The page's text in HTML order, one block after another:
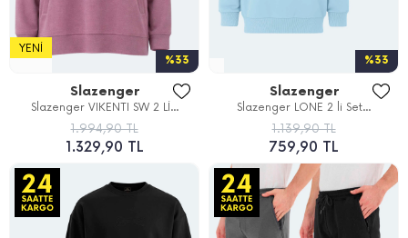
%33
YENI
Slazenger
Slazenger VIKENTI SW 2 Lİ...
1.994,90 TL
1.329,90 TL
%33
Slazenger
Slazenger LONE 2 li Set...
1.139,90 TL
759,90 TL